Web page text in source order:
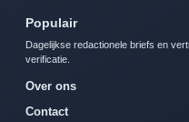
Populair
Dagelijkse redactionele briefs en
verificatie.
Over ons
Contact